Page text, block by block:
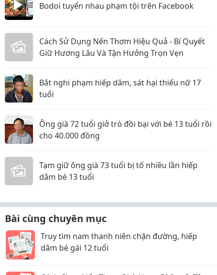
Bodoi tuyển nhau phạm tội trên Facebook
Cách Sử Dụng Nến Thơm Hiệu Quả - Bí Quyết
Giữ Hương Lâu Và Tận Hưởng Trọn Vẹn
Bắt nghi phạm hiếp dâm, sát hại thiếu nữ 17
tuổi
Ông già 72 tuổi giở trò đồi bại với bé 13 tuổi rồi
cho 40.000 đồng
Tạm giữ ông già 73 tuổi bị tố nhiều lần hiếp
dâm bé 13 tuổi
Bài cùng chuyên mục
Truy tìm nam thanh niên chặn đường, hiếp
dâm bé gái 12 tuổi